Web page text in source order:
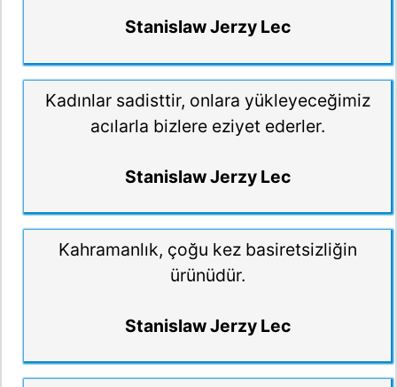
Stanislaw Jerzy Lec
Kadınlar sadisttir, onlara yükleyeceğimiz
acılarla bizlere eziyet ederler.
Stanislaw Jerzy Lec
Kahramanlık, çoğu kez basiretsizliğin
ürünüdür.
Stanislaw Jerzy Lec